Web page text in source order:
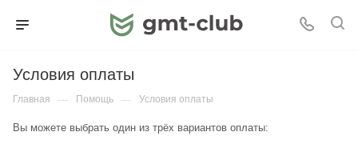
Условия оплаты
Главная — Помощь — Условия оплаты
Вы можете выбрать один из трёх вариантов оплаты: